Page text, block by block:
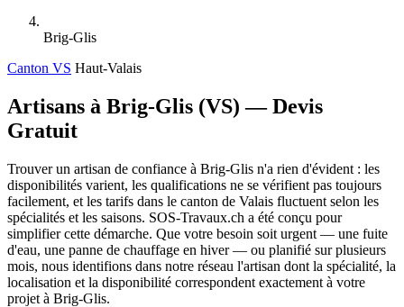
Brig-Glis
Canton VS Haut-Valais
Artisans à Brig-Glis (VS) — Devis
Gratuit
Trouver un artisan de confiance à Brig-Glis n'a rien d'évident : les
disponibilités varient, les qualifications ne se vérifient pas toujours
facilement, et les tarifs dans le canton de Valais fluctuent selon les
spécialités et les saisons. SOS-Travaux.ch a été conçu pour
simplifier cette démarche. Que votre besoin soit urgent — une fuite
d'eau, une panne de chauffage en hiver — ou planifié sur plusieurs
mois, nous identifions dans notre réseau l'artisan dont la spécialité, la
localisation et la disponibilité correspondent exactement à votre
projet à Brig-Glis.